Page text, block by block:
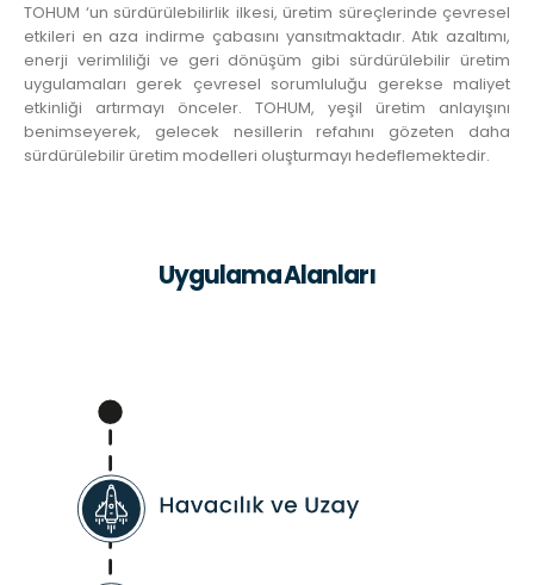
TOHUM ‘un sürdürülebilirlik ilkesi, üretim süreçlerinde çevresel
etkileri en aza indirme çabasını yansıtmaktadır. Atık azaltımı,
enerji verimliliği ve geri dönüşüm gibi sürdürülebilir üretim
uygulamaları gerek çevresel sorumluluğu gerekse maliyet
etkinliği artırmayı önceler. TOHUM, yeşil üretim anlayışını
benimseyerek, gelecek nesillerin refahını gözeten daha
sürdürülebilir üretim modelleri oluşturmayı hedeflemektedir.
Uygulama Alanları